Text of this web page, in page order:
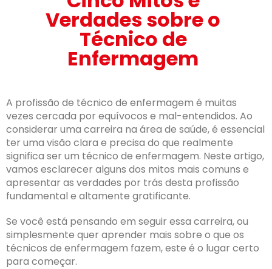
Verdades sobre o
Técnico de
Enfermagem
A profissão de técnico de enfermagem é muitas
vezes cercada por equívocos e mal-entendidos. Ao
considerar uma carreira na área de saúde, é essencial
ter uma visão clara e precisa do que realmente
significa ser um técnico de enfermagem. Neste artigo,
vamos esclarecer alguns dos mitos mais comuns e
apresentar as verdades por trás desta profissão
fundamental e altamente gratificante.
Se você está pensando em seguir essa carreira, ou
simplesmente quer aprender mais sobre o que os
técnicos de enfermagem fazem, este é o lugar certo
para começar.